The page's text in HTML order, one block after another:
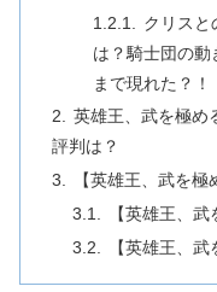
クリスと
は？騎士団の動
まで現れた？！
英雄王、武を極め
評判は？
【英雄王、武を
【英雄王、
【英雄王、